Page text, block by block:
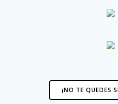
¡NO TE QUEDES